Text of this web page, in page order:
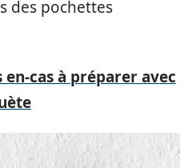
des pochettes
en-cas à préparer avec